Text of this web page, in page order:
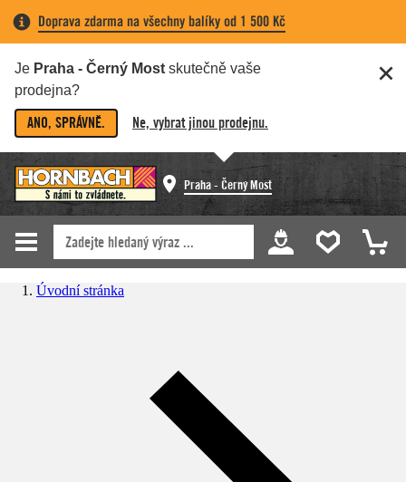
Doprava zdarma na všechny balíky od 1 500 Kč
Je Praha - Černý Most skutečně vaše
prodejna?
ANO, SPRÁVNĚ. Ne, vybrat jinou prodejnu.
Praha - Černý Most
Úvodní stránka